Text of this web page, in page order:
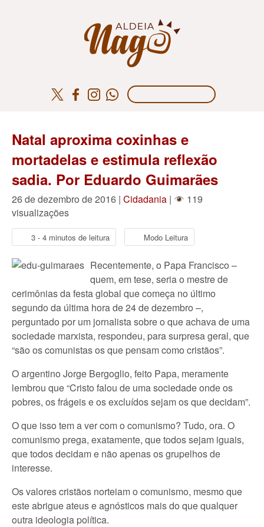
Natal aproxima coxinhas e
mortadelas e estimula reflexão
sadia. Por Eduardo Guimarães
26 de dezembro de 2016 | Cidadania |
119
visualizações
3 - 4 minutos de leitura Modo Leitura
Recentemente, o Papa Francisco –
quem, em tese, seria o mestre de
cerimônias da festa global que começa no último
segundo da última hora de 24 de dezembro –,
perguntado por um jornalista sobre o que achava de uma
sociedade marxista, respondeu, para surpresa geral, que
“são os comunistas os que pensam como cristãos”.
O argentino Jorge Bergoglio, feito Papa, meramente
lembrou que “Cristo falou de uma sociedade onde os
pobres, os frágeis e os excluídos sejam os que decidam”.
O que isso tem a ver com o comunismo? Tudo, ora. O
comunismo prega, exatamente, que todos sejam iguais,
que todos decidam e não apenas os grupelhos de
interesse.
Os valores cristãos norteiam o comunismo, mesmo que
este abrigue ateus e agnósticos mais do que qualquer
outra ideologia política.